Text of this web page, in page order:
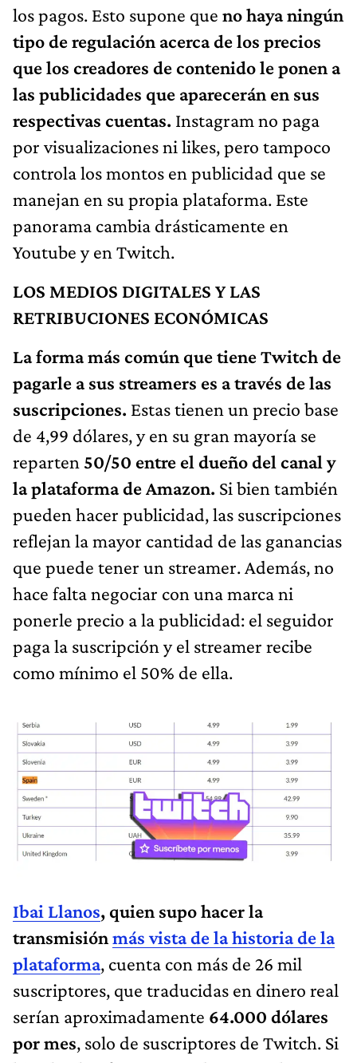
los pagos. Esto supone que no haya ningún
tipo de regulación acerca de los precios
que los creadores de contenido le ponen a
las publicidades que aparecerán en sus
respectivas cuentas. Instagram no paga
por visualizaciones ni likes, pero tampoco
controla los montos en publicidad que se
manejan en su propia plataforma. Este
panorama cambia drásticamente en
Youtube y en Twitch.
LOS MEDIOS DIGITALES Y LAS
RETRIBUCIONES ECONÓMICAS
La forma más común que tiene Twitch de
pagarle a sus streamers es a través de las
suscripciones. Estas tienen un precio base
de 4,99 dólares, y en su gran mayoría se
reparten 50/50 entre el dueño del canal y
la plataforma de Amazon. Si bien también
pueden hacer publicidad, las suscripciones
reflejan la mayor cantidad de las ganancias
que puede tener un streamer. Además, no
hace falta negociar con una marca ni
ponerle precio a la publicidad: el seguidor
paga la suscripción y el streamer recibe
como mínimo el 50% de ella.
Ibai Llanos, quien supo hacer la
transmisiónmás vista de la historia de la
plataforma, cuenta con más de 26 mil
suscriptores, que traducidas en dinero real
serían aproximadamente 64.000 dólares
por mes, solo de suscriptores de Twitch. Si